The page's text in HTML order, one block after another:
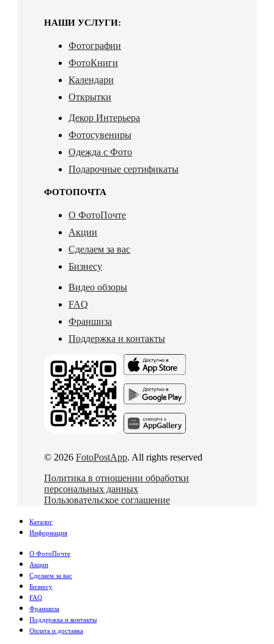
НАШИ УСЛУГИ:
Фотографии
ФотоКниги
Календари
Открытки
Декор Интерьера
Фотосувениры
Одежда с Фото
Подарочные сертификаты
ФОТОПОЧТА
О ФотоПочте
Акции
Сделаем за вас
Бизнесу
Видео обзоры
FAQ
Франшиза
Поддержка и контакты
© 2026 FotoPostApp. All rights reserved
Политика в отношении обработки
персональных данных
Пользовательское соглашение
Каталог
Информация
О ФотоПочте
Акции
Сделаем за вас
Бизнесу
FAQ
Франшиза
Поддержка и контакты
Оплата и доставка